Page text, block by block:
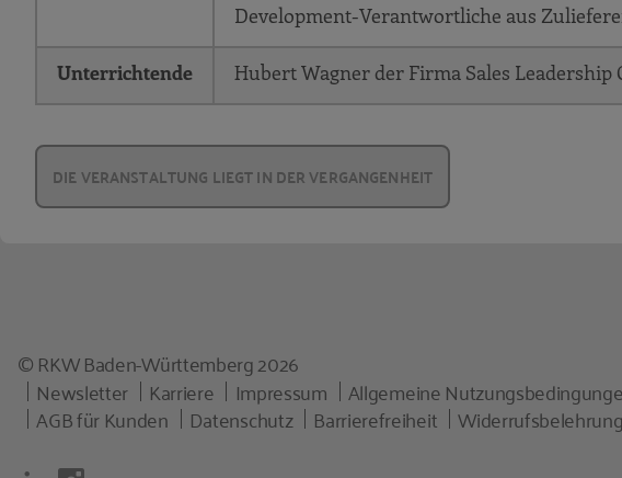
Development-Verantwortliche aus
Unterrichtende Hubert Wagner der Firma Sales Leadership
DIE VERANSTALTUNG LIEGT IN DER VERGANGENHEIT
© RKW Baden-Württemberg 2026
Newsletter
Karriere Impressum Allgemeine
AGB für Kunden Datenschutz Barrierefreiheit Widerrufsbelehrung